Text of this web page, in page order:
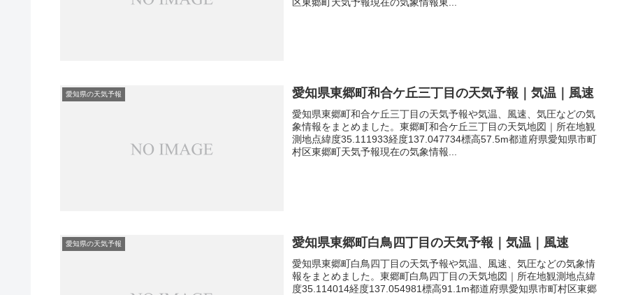
愛知県の天気予報 愛知県東郷町和合ケ丘三丁目の天気予報｜気温｜風速
愛知県東郷町和合ケ丘三丁目の天気予報や気温、風速、気圧などの気
象情報をまとめました。東郷町和合ケ丘三丁目の天気地図｜所在地観
測地点緯度35.111933経度137.047734標高57.5m都道府県愛知県市町
村区東郷町天気予報現在の気象情報...
愛知県の天気予報 愛知県東郷町白鳥四丁目の天気予報｜気温｜風速
愛知県東郷町白鳥四丁目の天気予報や気温、風速、気圧などの気象情
報をまとめました。東郷町白鳥四丁目の天気地図｜所在地観測地点緯
度35.114014経度137.054981標高91.1m都道府県愛知県市町村区東郷